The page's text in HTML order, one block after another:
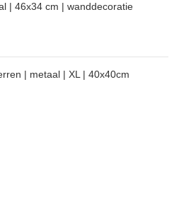
| 46x34 cm | wanddecoratie
| metaal | XL | 40x40cm